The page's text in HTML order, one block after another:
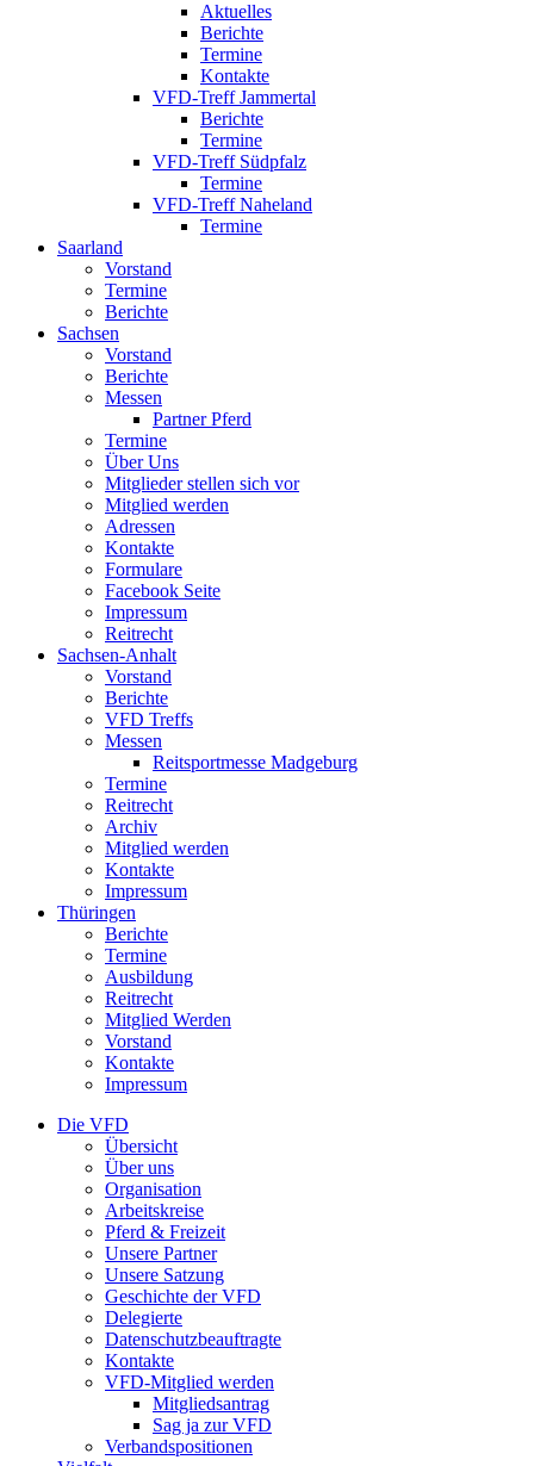
Aktuelles
Berichte
Termine
Kontakte
VFD-Treff Jammertal
Berichte
Termine
VFD-Treff Südpfalz
Termine
VFD-Treff Naheland
Termine
Saarland
Vorstand
Termine
Berichte
Sachsen
Vorstand
Berichte
Messen
Partner Pferd
Termine
Über Uns
Mitglieder stellen sich vor
Mitglied werden
Adressen
Kontakte
Formulare
Facebook Seite
Impressum
Reitrecht
Sachsen-Anhalt
Vorstand
Berichte
VFD Treffs
Messen
Reitsportmesse Madgeburg
Termine
Reitrecht
Archiv
Mitglied werden
Kontakte
Impressum
Thüringen
Berichte
Termine
Ausbildung
Reitrecht
Mitglied Werden
Vorstand
Kontakte
Impressum
Die VFD
Übersicht
Über uns
Organisation
Arbeitskreise
Pferd & Freizeit
Unsere Partner
Unsere Satzung
Geschichte der VFD
Delegierte
Datenschutzbeauftragte
Kontakte
VFD-Mitglied werden
Mitgliedsantrag
Sag ja zur VFD
Verbandspositionen